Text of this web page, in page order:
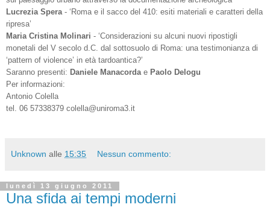
Lucrezia Spera - ‘Roma e il sacco del 410: esiti materiali e caratteri della
ripresa’
Maria Cristina Molinari - ‘Considerazioni su alcuni nuovi ripostigli
monetali del V secolo d.C. dal sottosuolo di Roma: una testimonianza di
‘pattern of violence’ in età tardoantica?’
Saranno presenti: Daniele Manacorda e Paolo Delogu
Per informazioni:
Antonio Colella
tel. 06 57338379 colella@uniroma3.it
Unknown alle 15:35 Nessun commento:
lunedì 13 giugno 2011
Una sfida ai tempi moderni